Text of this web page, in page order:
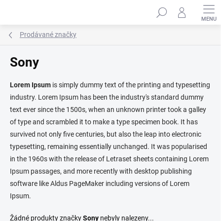
Hledat
Prodávané značky
Sony
Lorem Ipsum is simply dummy text of the printing and typesetting
industry. Lorem Ipsum has been the industry's standard dummy
text ever since the 1500s, when an unknown printer took a galley
of type and scrambled it to make a type specimen book. It has
survived not only five centuries, but also the leap into electronic
typesetting, remaining essentially unchanged. It was popularised
in the 1960s with the release of Letraset sheets containing Lorem
Ipsum passages, and more recently with desktop publishing
software like Aldus PageMaker including versions of Lorem
Ipsum.
Žádné produkty značkySony nebyly nalezeny...